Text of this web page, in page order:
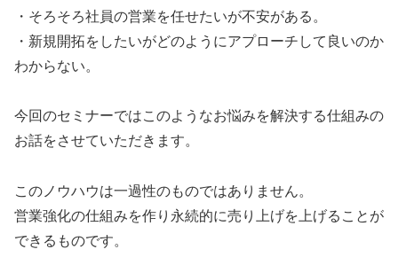
・そろそろ社員の営業を任せたいが不安がある。
・新規開拓をしたいがどのようにアプローチして良いのか
わからない。
今回のセミナーではこのようなお悩みを解決する仕組みの
お話をさせていただきます。
このノウハウは一過性のものではありません。
営業強化の仕組みを作り永続的に売り上げを上げることが
できるものです。